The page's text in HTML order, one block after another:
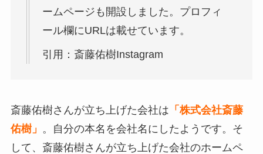
ームページも開設しました。プロフィ
ール欄にURLは載せています。
引用：斎藤佑樹Instagram
斎藤佑樹さんが立ち上げた会社は 「株式会社斎藤
佑樹」 。自分の本名を会社名にしたようです。そ
して、斎藤佑樹さんが立ち上げた会社のホームペ